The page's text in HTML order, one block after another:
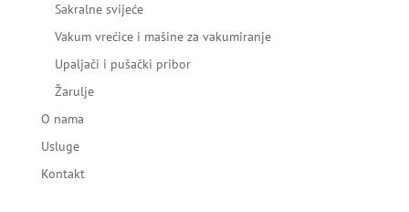
Sakralne svijeće
Vakum vrećice i mašine za vakumiranje
Upaljači i pušački pribor
Žarulje
O nama
Usluge
Kontakt